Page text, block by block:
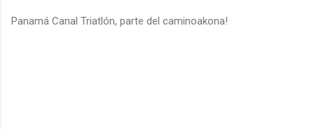
Panamá Canal Triatlón, parte del caminoakona!